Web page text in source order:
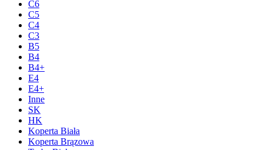
C6
C5
C4
C3
B5
B4
B4+
E4
E4+
Inne
SK
HK
Koperta Biała
Koperta Brązowa